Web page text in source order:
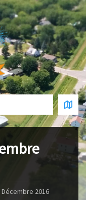
2016